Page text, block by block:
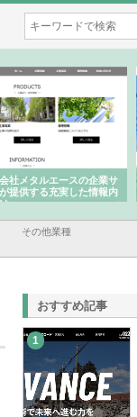
社ＣＳＡの事業内容と強
底解説
その他業種
おすすめ記事
1